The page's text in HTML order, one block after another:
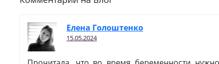
Елена Голоштенко
15.05.2024